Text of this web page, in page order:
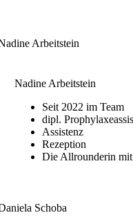
Nadine Arbeitstein
Seit 2022 im Team
dipl.
Assistenz
Rezeption
Die Allrounderin mit